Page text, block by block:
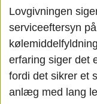
Lovgivningen
serviceeftersyn
erfaring siger det
fordi det sikrer et
anlæg med lang